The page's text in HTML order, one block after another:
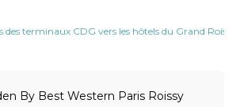
des terminaux CDG vers les hôtels du Grand Roissy
By Best Western Paris Roissy